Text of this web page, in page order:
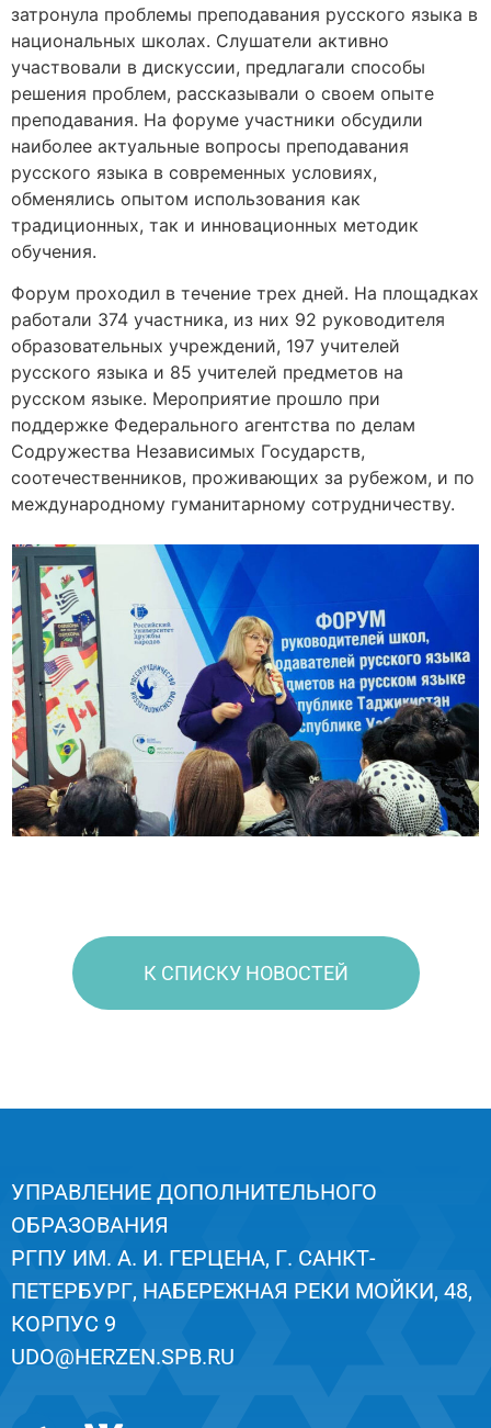
затронула проблемы преподавания русского языка в
национальных школах. Слушатели активно
участвовали в дискуссии, предлагали способы
решения проблем, рассказывали о своем опыте
преподавания. На форуме участники обсудили
наиболее актуальные вопросы преподавания
русского языка в современных условиях,
обменялись опытом использования как
традиционных, так и инновационных методик
обучения.
Форум проходил в течение трех дней. На площадках
работали 374 участника, из них 92 руководителя
образовательных учреждений, 197 учителей
русского языка и 85 учителей предметов на
русском языке. Мероприятие прошло при
поддержке Федерального агентства по делам
Содружества Независимых Государств,
соотечественников, проживающих за рубежом, и по
международному гуманитарному сотрудничеству.
К СПИСКУ НОВОСТЕЙ
УПРАВЛЕНИЕ ДОПОЛНИТЕЛЬНОГО
ОБРАЗОВАНИЯ
РГПУ ИМ. А. И. ГЕРЦЕНА, Г. САНКТ-
ПЕТЕРБУРГ, НАБЕРЕЖНАЯ РЕКИ МОЙКИ, 48,
КОРПУС 9
UDO@HERZEN.SPB.RU